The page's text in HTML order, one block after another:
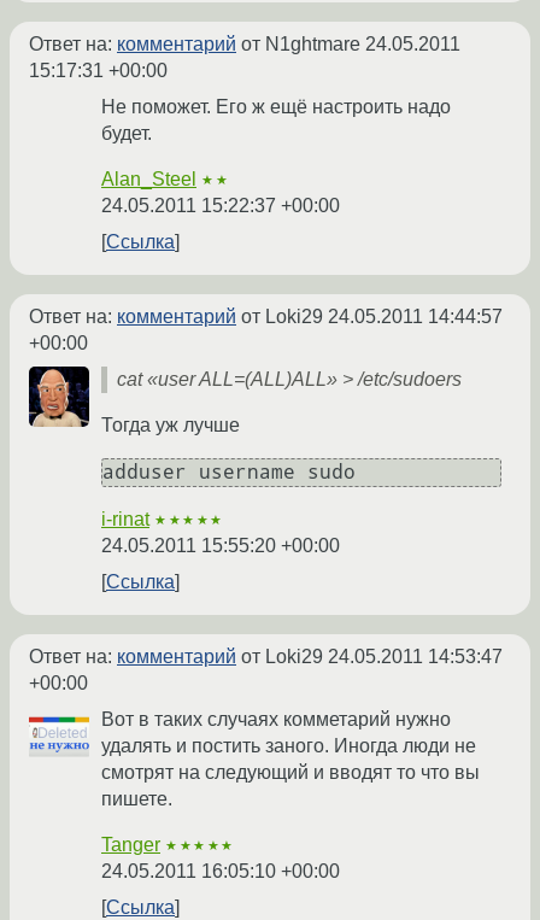
Ответ на: комментарий от N1ghtmare 24.05.2011
15:17:31 +00:00
Не поможет. Его ж ещё настроить надо
будет.
Alan_Steel ★★
24.05.2011 15:22:37 +00:00
Ссылка
Ответ на: комментарий от Loki29 24.05.2011 14:44:57
+00:00
cat «user ALL=(ALL)ALL» > /etc/sudoers
Тогда уж лучше
adduser username sudo
i-rinat ★★★★★
24.05.2011 15:55:20 +00:00
Ссылка
Ответ на: комментарий от Loki29 24.05.2011 14:53:47
+00:00
Вот в таких случаях комметарий нужно
удалять и постить заного. Иногда люди не
смотрят на следующий и вводят то что вы
пишете.
Tanger ★★★★★
24.05.2011 16:05:10 +00:00
Ссылка